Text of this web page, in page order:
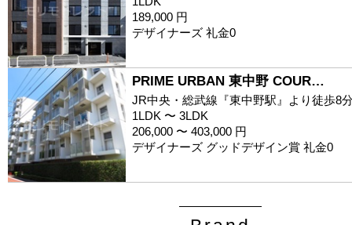
189,000 円
デザイナーズ 礼金0
PRIME URBAN 東中野 COUR…
JR中央・総武線『東中野駅』より徒歩8
1LDK 〜 3LDK
206,000 〜 403,000 円
デザイナーズ グッドデザイン賞 礼金0